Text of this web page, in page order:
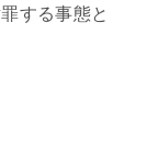
する事態と